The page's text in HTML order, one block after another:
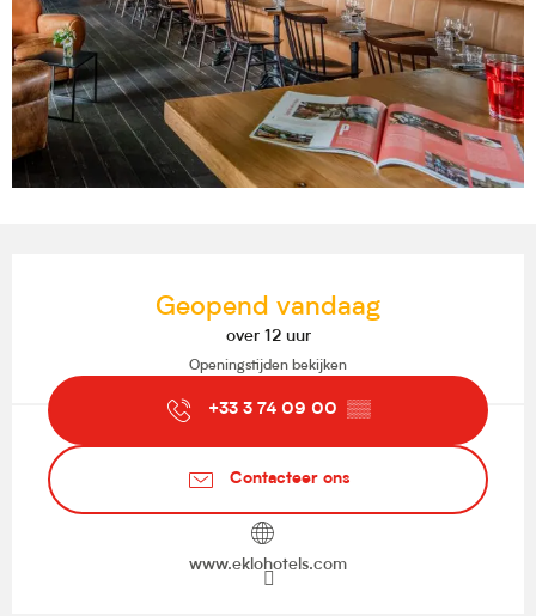
Geopend vandaag
over 12 uur
Openingstijden bekijken
+33 3 74 09 00 ▒▒
Contacteer ons
www.eklohotels.com